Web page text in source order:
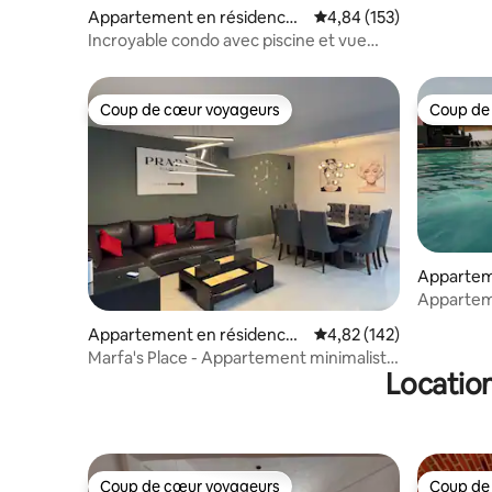
Appartement en résidence ⋅
Cuernavaca
Évaluation moyenne
4,84 (153)
Incroyable condo avec piscine et vue
Coup de cœur voyageurs
Coup de cœur voyageurs
Appartement en résidence ⋅
Cuernavaca
Évaluation moyenne
4,82 (142)
Marfa's Place - Appartement minimaliste
Coup
Coup
Tres de
Coup de cœur voyageurs Coup